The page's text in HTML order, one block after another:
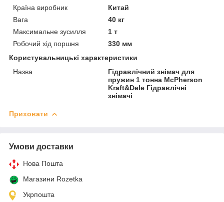
Країна виробник
Китай
Вага
40 кг
Максимальне зусилля
1 т
Робочий хід поршня
330 мм
Користувальницькі характеристики
Назва
Гідравлічний знімач для
пружин 1 тонна McPherson
Kraft&Dele Гідравлічні
знімачі
Приховати
Умови доставки
Нова Пошта
Магазини Rozetka
Укрпошта